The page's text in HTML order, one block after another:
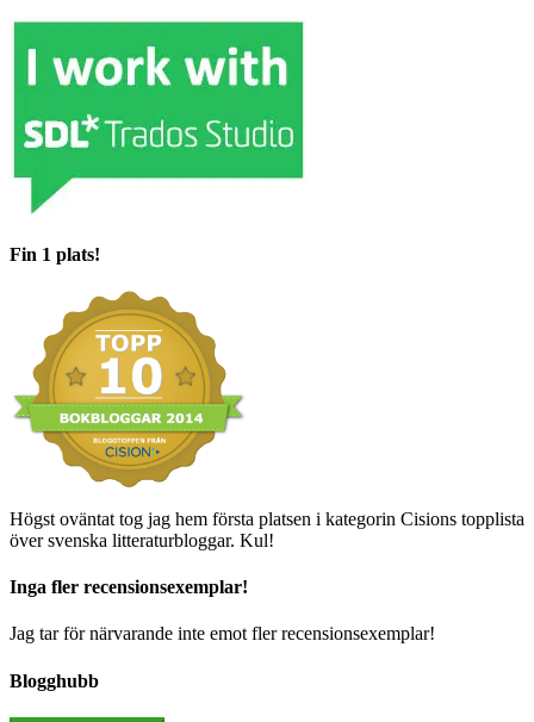
Fin 1 plats!
Högst oväntat tog jag hem första platsen i kategorin Cisions topplista
över svenska litteraturbloggar. Kul!
Inga fler recensionsexemplar!
Jag tar för närvarande inte emot fler recensionsexemplar!
Blogghubb